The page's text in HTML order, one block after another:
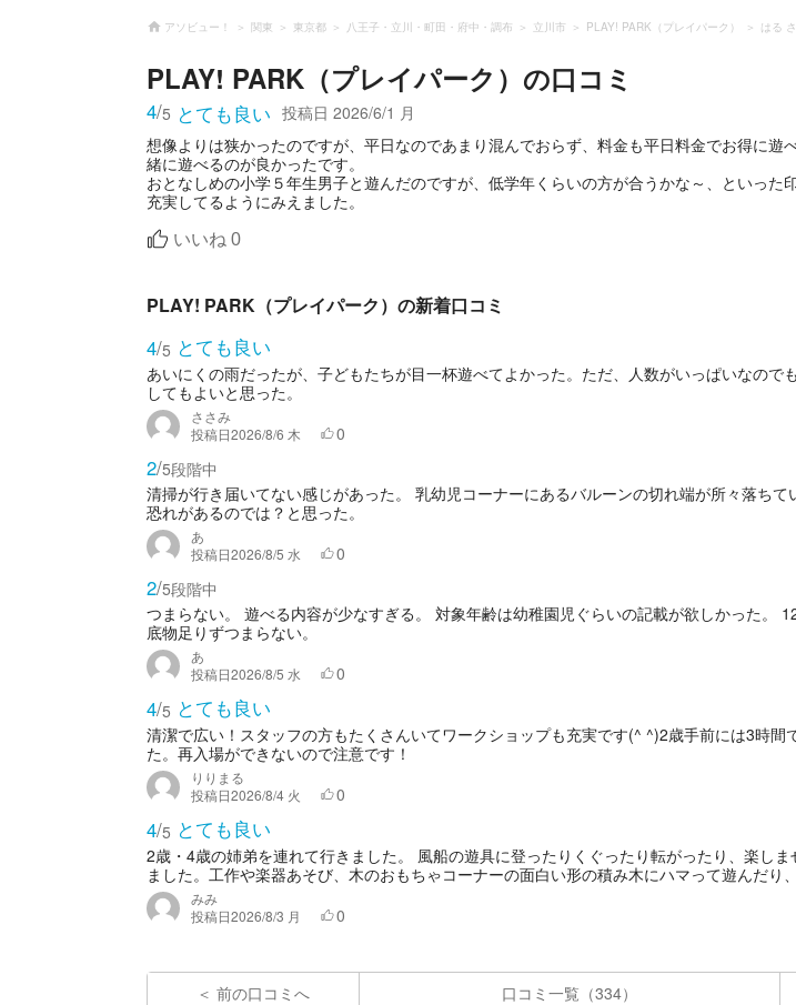
アソビュー！ 関東 東京都 八王子・立川・町田・府中・調布 立川市 PLAY! PARK（プレイパーク） はる
PLAY! PARK（プレイパーク） の口コミ
4/5 とても良い 投稿日 2026/6/1 月
想像よりは狭かったのですが、平日なのであまり混んでおらず、料金も平日料金でお得に遊
緒に遊べるのが良かったです。
おとなしめの小学５年生男子と遊んだのですが、低学年くらいの方が合うかな～、といった
充実してるようにみえました。
いいね 0
PLAY! PARK（プレイパーク）の新着口コミ
4/5 とても良い
あいにくの雨だったが、子どもたちが目一杯遊べてよかった。ただ、人数がいっぱいなので
してもよいと思った。
ささみ
投稿日2026/8/6 木 0
2/5段階中
清掃が行き届いてない感じがあった。 乳幼児コーナーにあるバルーンの切れ端が所々落ちて
恐れがあるのでは？と思った。
あ
投稿日2026/8/5 水 0
2/5段階中
つまらない。 遊べる内容が少なすぎる。 対象年齢は幼稚園児ぐらいの記載が欲しかった。
底物足りずつまらない。
あ
投稿日2026/8/5 水 0
4/5 とても良い
清潔で広い！スタッフの方もたくさんいてワークショップも充実です(^ ^)2歳手前には3時間
た。再入場ができないので注意です！
りりまる
投稿日2026/8/4 火 0
4/5 とても良い
2歳・4歳の姉弟を連れて行きました。 風船の遊具に登ったりくぐったり転がったり、楽しま
ました。工作や楽器あそび、木のおもちゃコーナーの面白い形の積み木にハマって遊んだり
みみ
投稿日2026/8/3 月 0
前の口コミへ 口コミ一覧（334）